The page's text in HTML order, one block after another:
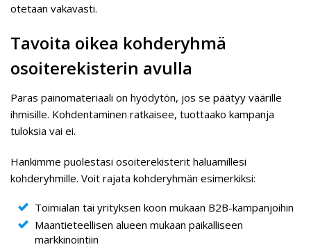
otetaan vakavasti.
Tavoita oikea kohderyhmä
osoiterekisterin avulla
Paras painomateriaali on hyödytön, jos se päätyy väärille
ihmisille. Kohdentaminen ratkaisee, tuottaako kampanja
tuloksia vai ei.
Hankimme puolestasi osoiterekisterit haluamillesi
kohderyhmille. Voit rajata kohderyhmän esimerkiksi:
Toimialan tai yrityksen koon mukaan B2B-kampanjoihin
Maantieteellisen alueen mukaan paikalliseen
markkinointiin